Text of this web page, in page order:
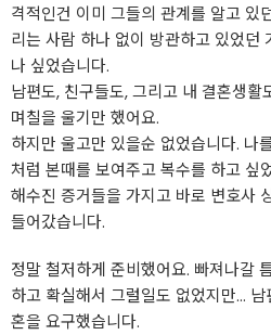
격적인건 이미 그들의 관계를 알고 있
리는 사람 하나 없이 방관하고 있었던
나 싶었습니다.
남편도, 친구들도, 그리고 내 결혼생활
며칠을 울기만 했어요.
하지만 울고만 있을순 없었습니다. 나
처럼 본때를 보여주고 복수를 하고 싶
해수진 증거들을 가지고 바로 변호사
들어갔습니다.
정말 철저하게 준비했어요. 빠져나갈
하고 확실해서 그럴일도 없었지만...
혼을 요구했습니다.